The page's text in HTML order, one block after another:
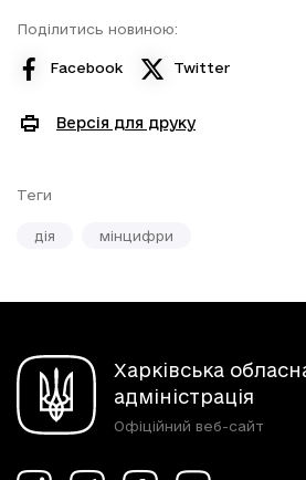
Поділитись новиною:
Facebook Twitter
Версія для друку
Теги
дія мінцифри
Харківська
адміністрація
Офіційний веб-сайт